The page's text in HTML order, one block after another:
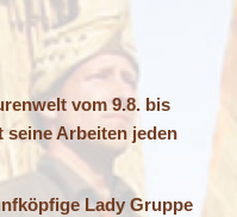
vom 9.8. bis
seine Arbeiten jeden
Lady Gruppe